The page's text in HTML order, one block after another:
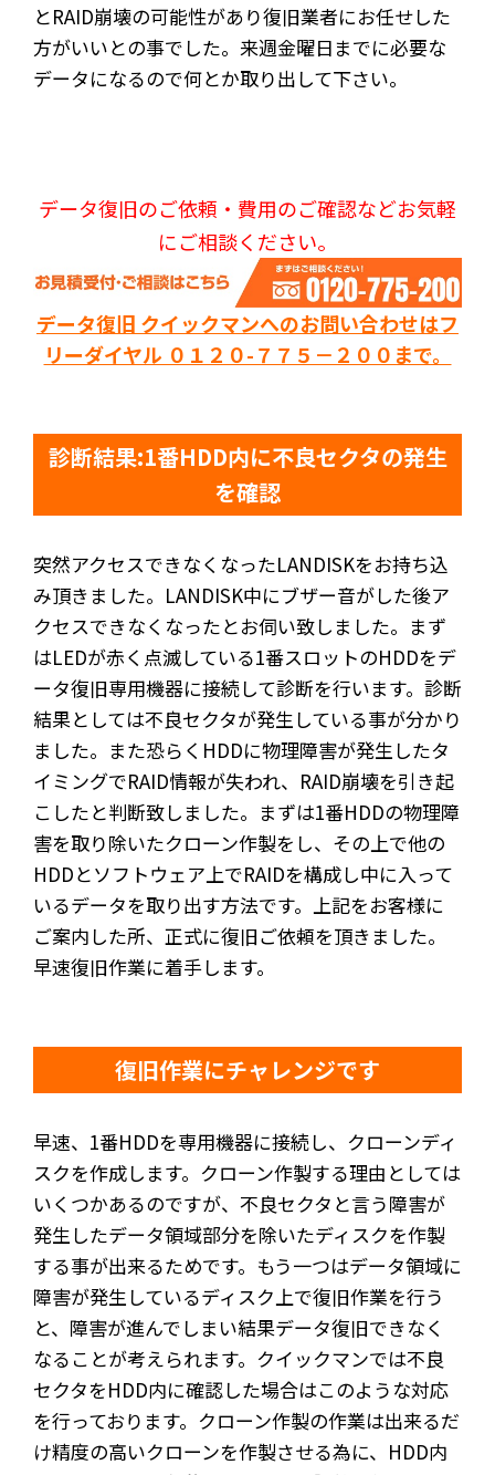
とRAID崩壊の可能性があり復旧業者にお任せした
方がいいとの事でした。来週金曜日までに必要な
データになるので何とか取り出して下さい。
データ復旧のご依頼・費用のご確認などお気軽
にご相談ください。
データ復旧 クイックマンへのお問い合わせはフ
リーダイヤル ０１２０-７７５－２００まで。
診断結果:1番HDD内に不良セクタの発生
を確認
突然アクセスできなくなったLANDISKをお持ち込
み頂きました。LANDISK中にブザー音がした後ア
クセスできなくなったとお伺い致しました。まず
はLEDが赤く点滅している1番スロットのHDDをデ
ータ復旧専用機器に接続して診断を行います。診断
結果としては不良セクタが発生している事が分かり
ました。また恐らくHDDに物理障害が発生したタ
イミングでRAID情報が失われ、RAID崩壊を引き起
こしたと判断致しました。まずは1番HDDの物理障
害を取り除いたクローン作製をし、その上で他の
HDDとソフトウェア上でRAIDを構成し中に入って
いるデータを取り出す方法です。上記をお客様に
ご案内した所、正式に復旧ご依頼を頂きました。
早速復旧作業に着手します。
復旧作業にチャレンジです
早速、1番HDDを専用機器に接続し、クローンディ
スクを作成します。クローン作製する理由としては
いくつかあるのですが、不良セクタと言う障害が
発生したデータ領域部分を除いたディスクを作製
する事が出来るためです。もう一つはデータ領域に
障害が発生しているディスク上で復旧作業を行う
と、障害が進んでしまい結果データ復旧できなく
なることが考えられます。クイックマンでは不良
セクタをHDD内に確認した場合はこのような対応
を行っております。クローン作製の作業は出来るだ
け精度の高いクローンを作製させる為に、HDD内